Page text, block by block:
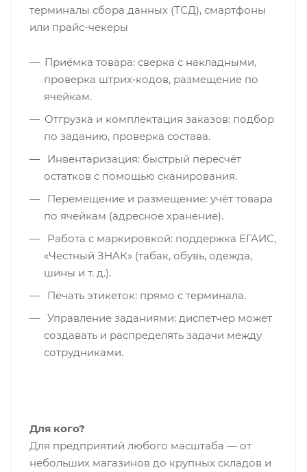
терминалы сбора данных (ТСД), смартфоны
или прайс-чекеры
Приёмка товара: сверка с накладными,
проверка штрих‑кодов, размещение по
ячейкам.
Отгрузка и комплектация заказов: подбор
по заданию, проверка состава.
Инвентаризация: быстрый пересчёт
остатков с помощью сканирования.
Перемещение и размещение: учёт товара
по ячейкам (адресное хранение).
Работа с маркировкой: поддержка ЕГАИС,
«Честный ЗНАК» (табак, обувь, одежда,
шины и т. д.).
Печать этикеток: прямо с терминала.
Управление заданиями: диспетчер может
создавать и распределять задачи между
сотрудниками.
Для кого?
Для предприятий любого масштаба — от
небольших магазинов до крупных складов и